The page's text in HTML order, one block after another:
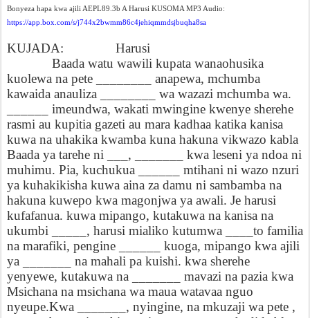
Bonyeza hapa kwa ajili AEPL89.3b A Harusi KUSOMA MP3 Audio:
https://app.box.com/s/j744x2bwmm86c4jehiqmmdsjbuqha8sa
KUJADA:
Harusi
Baada watu wawili kupata wanaohusika
kuolewa na pete ________ anapewa, mchumba
kawaida anauliza ________ wa wazazi mchumba wa.
______ imeundwa, wakati mwingine kwenye sherehe
rasmi au kupitia gazeti au mara kadhaa katika kanisa
kuwa na uhakika kwamba kuna hakuna vikwazo kabla
Baada ya tarehe ni ___, _______ kwa leseni ya ndoa ni
muhimu. Pia, kuchukua ______ mtihani ni wazo nzuri
ya kuhakikisha kuwa aina za damu ni sambamba na
hakuna kuwepo kwa magonjwa ya awali. Je harusi
kufafanua. kuwa mipango, kutakuwa na kanisa na
ukumbi _____, harusi mialiko kutumwa ____to familia
na marafiki, pengine ______ kuoga, mipango kwa ajili
ya _______ na mahali pa kuishi. kwa sherehe
yenyewe, kutakuwa na _______ mavazi na pazia kwa
Msichana na msichana wa maua watavaa nguo
nyeupe.Kwa _______, nyingine, na mkuzaji wa pete ,